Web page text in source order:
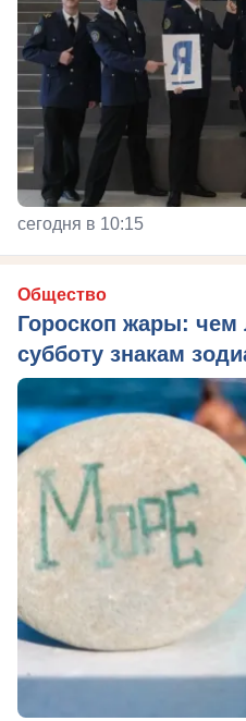
сегодня в 10:15
Общество
Гороскоп жары: чем
субботу знакам